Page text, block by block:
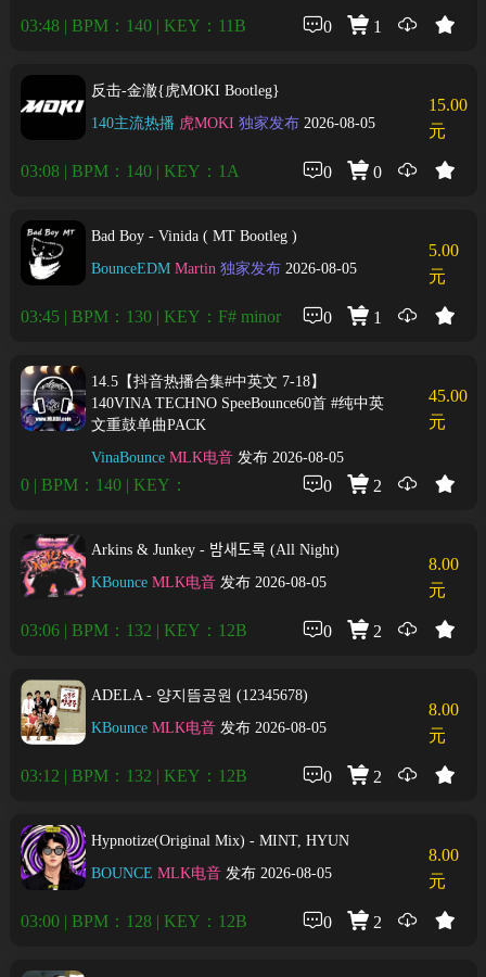
03:48 | BPM：140 | KEY：11B 0 1
反击-金澈{虎MOKI Bootleg}
140主流热播 虎MOKI 独家发布 2026-08-05
15.00
元
03:08 | BPM：140 | KEY：1A 0 0
Bad Boy - Vinida ( MT Bootleg )
BounceEDM Martin 独家发布 2026-08-05
5.00
元
03:45 | BPM：130 | KEY：F# minor 0 1
14.5【抖音热播合集#中英文 7-18】
140VINA TECHNO SpeeBounce60首 #纯中英
文重鼓单曲PACK
VinaBounce MLK电音 发布 2026-08-05
45.00
元
0 | BPM：140 | KEY： 0 2
Arkins & Junkey - 밤새도록 (All Night)
KBounce MLK电音 发布 2026-08-05
8.00
元
03:06 | BPM：132 | KEY：12B 0 2
ADELA - 양지뜸공원 (12345678)
KBounce MLK电音 发布 2026-08-05
8.00
元
03:12 | BPM：132 | KEY：12B 0 2
Hypnotize(Original Mix) - MINT, HYUN
BOUNCE MLK电音 发布 2026-08-05
8.00
元
03:00 | BPM：128 | KEY：12B 0 2